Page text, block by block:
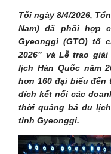
Tối ngày 8/4/2026,
Nam) đã phối hợp
Gyeonggi (GTO) tổ
2026” và Lễ trao
lịch Hàn Quốc năm
hơn 160 đại biểu đến
đích kết nối các
thời quảng bá du
tỉnh Gyeonggi.